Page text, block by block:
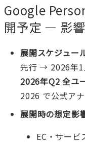
Google
開予定 — 影
展開スケジュー
先行 → 2026年
2026年Q2 全ユ
2026 で公式アナ
展開時の想定影
EC・サー